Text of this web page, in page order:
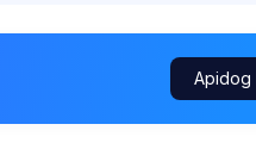
Apidog